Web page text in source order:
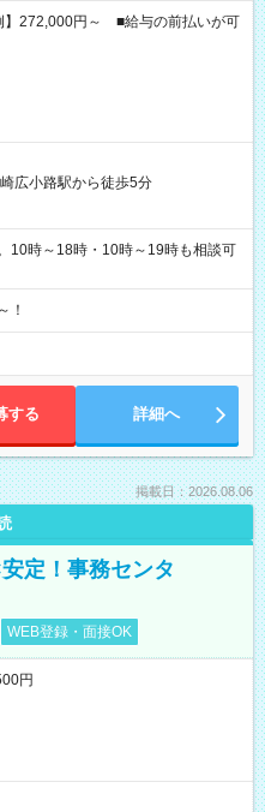
272,000円～ ■給与の前払いが可
広小路駅から徒歩5分
時～18時・10時～19時も相談可
！
する 詳細へ
掲載日：2026.08.06
定！事務センタ
WEB登録・面接OK
円